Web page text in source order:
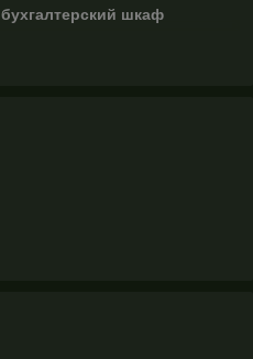
бухгалтерский шкаф